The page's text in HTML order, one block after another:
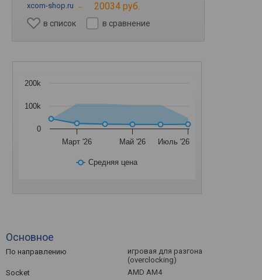
xcom-shop.ru → 20034 руб.
в список в сравнение
Средняя цена
Март '26 Май '26 Июль '26
0
100k
200k
Основное
По направлению
игровая для разгона
(overclocking)
Socket
AMD AM4